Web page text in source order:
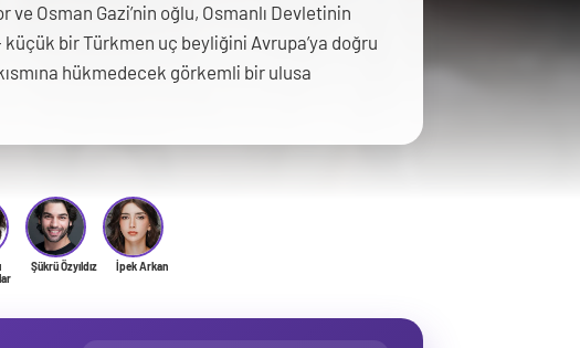
ve Osman Gazi’nin oğlu, Osmanlı Devletinin
bir Türkmen uç beyliğini Avrupa’ya doğru
hükmedecek görkemli bir ulusa
Şükrü Özyıldız İpek Arkan